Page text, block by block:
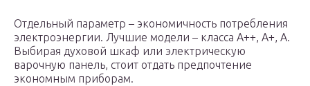
Отдельный параметр – экономичность потребления
электроэнергии. Лучшие модели – класса А++, А+, А.
Выбирая духовой шкаф или электрическую
варочную панель, стоит отдать предпочтение
экономным приборам.